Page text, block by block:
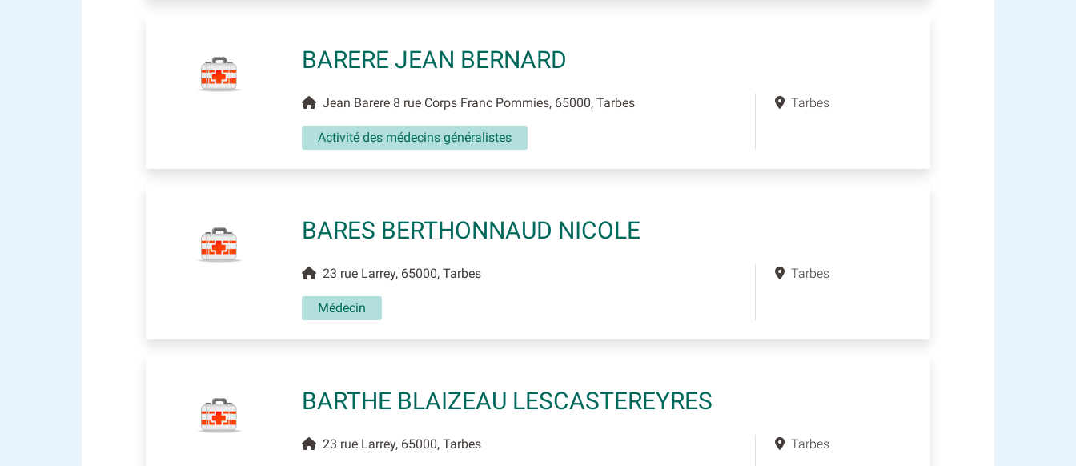
BARERE JEAN BERNARD
Jean Barere 8 rue Corps Franc Pommies, 65000, Tarbes
Activité des médecins généralistes
Tarbes
BARES BERTHONNAUD NICOLE
23 rue Larrey, 65000, Tarbes
Médecin
Tarbes
BARTHE BLAIZEAU LESCASTEREYRES
23 rue Larrey, 65000, Tarbes Tarbes